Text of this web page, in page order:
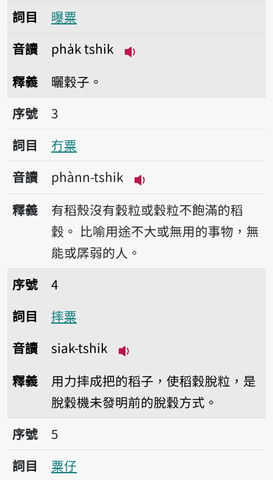
詞目
曝粟
音讀
pha̍k tshik
釋義
曬穀子。
序號3冇粟
序號
3
詞目
冇粟
音讀
phànn-tshik
播放音讀phànn-tshik
釋義
有稻殼沒有穀粒或穀粒不飽滿的稻
穀。 比喻用途不大或無用的事物，無
能或孱弱的人。
序號4摔粟
序號
4
詞目
摔粟
音讀
siak-tshik
釋義
用力摔成把的稻子，使稻穀脫粒，是
脫穀機未發明前的脫穀方式。
序號5粟仔
序號
5
詞目
粟仔